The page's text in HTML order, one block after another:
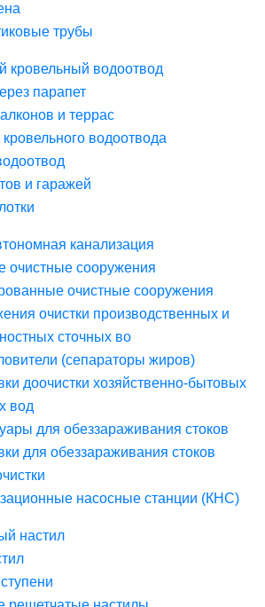
трубы
кровельный водоотвод
парапет
и террас
водоотвода
и гаражей
канализация
очистные сооружения
очистные сооружения
очистки производственных и
сточных во
(сепараторы жиров)
доочистки хозяйственно-бытовых
вод
для обеззараживания стоков
для обеззараживания стоков
насосные станции (КНС)
настил